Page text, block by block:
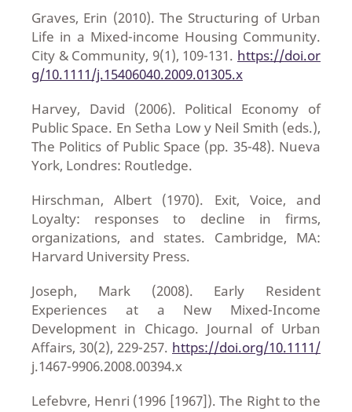
Graves, Erin (2010). The Structuring of Urban
Life in a Mixed-income Housing Community.
City & Community, 9(1), 109-131. https://doi.or
g/10.1111/j.15406040.2009.01305.x
Harvey, David (2006). Political Economy of
Public Space. En Setha Low y Neil Smith (eds.),
The Politics of Public Space (pp. 35-48). Nueva
York, Londres: Routledge.
Hirschman, Albert (1970). Exit, Voice, and
Loyalty: responses to decline in firms,
organizations, and states. Cambridge, MA:
Harvard University Press.
Joseph, Mark (2008). Early Resident
Experiences at a New Mixed-Income
Development in Chicago. Journal of Urban
Affairs, 30(2), 229-257. https://doi.org/10.1111/
j.1467-9906.2008.00394.x
Lefebvre, Henri (1996 [1967]). The Right to the